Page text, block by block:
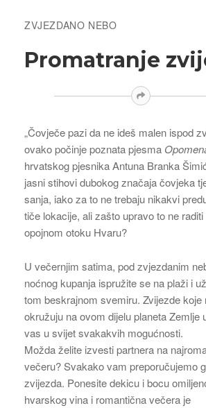
ZVJEZDANO NEBO
Promatranje
„Čovječe pazi da ne ideš malen ispod
ovako počinje poznata pjesma
hrvatskog pjesnika Antuna Branka
jasni stihovi dubokog značaja čovjeka
sanja, iako za to ne trebaju nikakvi
tiče lokacije, ali zašto upravo to ne raditi
opojnom otoku Hvaru?
U večernjim satima, pod zvjezdanim
noćnog kupanja ispružite se na plaži i
tom beskrajnom svemiru. Zvijezde koje
okružuju na ovom dijelu planeta Zemlje
vas u svijet svakakvih mogućnosti.
Možda želite izvesti partnera na
večeru? Svakako vam preporučujemo
zvijezda. Ponesite dekicu i bocu
hvarskog vina i romantična večera je